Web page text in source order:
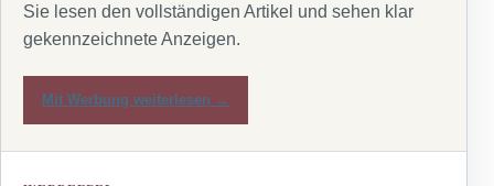
Sie lesen den vollständigen Artikel und sehen klar
gekennzeichnete Anzeigen.
Mit Werbung weiterlesen →